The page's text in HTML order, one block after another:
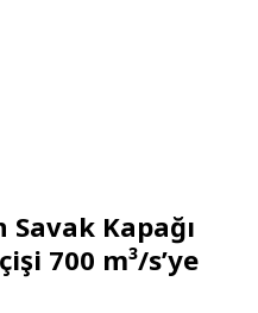
Savak Kapağı
700 m³/s’ye